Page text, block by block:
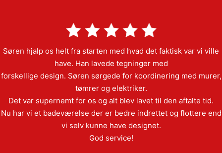
Søren hjalp os helt fra starten med hvad det faktisk var vi ville
have. Han lavede tegninger med
forskellige design. Søren sørgede for koordinering med murer,
tømrer og elektriker.
Det var supernemt for os og alt blev lavet til den aftalte tid.
Nu har vi et badeværelse der er bedre indrettet og flottere end
vi selv kunne have designet.
God service!